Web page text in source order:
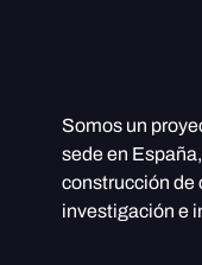
Somos un
sede en
construcción de
investigación e